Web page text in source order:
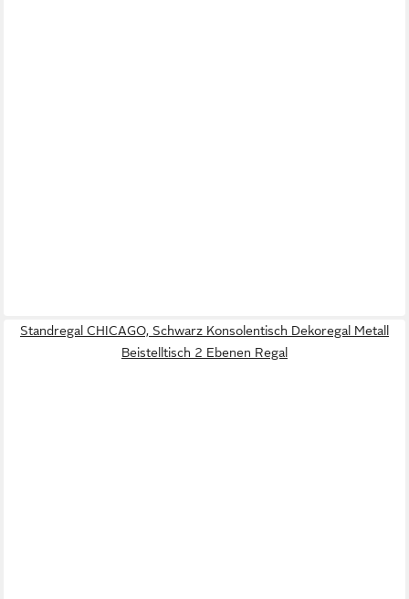
Standregal CHICAGO, Schwarz Konsolentisch Dekoregal Metall
Beistelltisch 2 Ebenen Regal